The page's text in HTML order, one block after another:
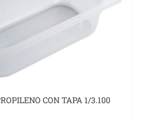
CON TAPA 1/3.100